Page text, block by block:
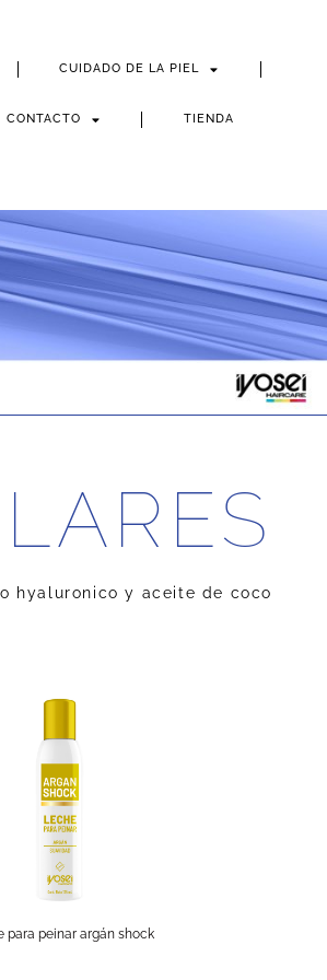
CUIDADO DE LA PIEL
CONTACTO TIENDA
hyaluronico y aceite de coco
para peinar argán shock